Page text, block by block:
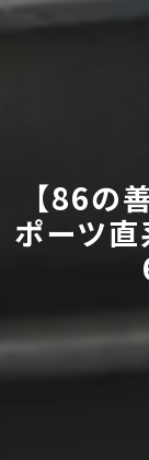
【86の
ポーツ